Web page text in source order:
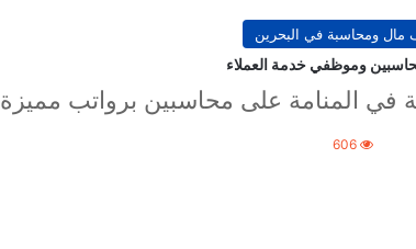
مال ومحاسبة في البحرين
وموظفي خدمة العملاء
المنامة على محاسبين برواتب مميزة
606